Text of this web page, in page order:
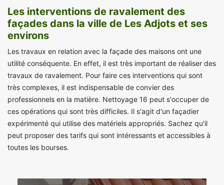
Les interventions de ravalement des
façades dans la ville de Les Adjots et ses
environs
Les travaux en relation avec la façade des maisons ont une
utilité conséquente. En effet, il est très important de réaliser des
travaux de ravalement. Pour faire ces interventions qui sont
très complexes, il est indispensable de convier des
professionnels en la matière. Nettoyage 16 peut s'occuper de
ces opérations qui sont très difficiles. Il s'agit d'un façadier
expérimenté qui utilise des matériels appropriés. Sachez qu'il
peut proposer des tarifs qui sont intéressants et accessibles à
toutes les bourses.